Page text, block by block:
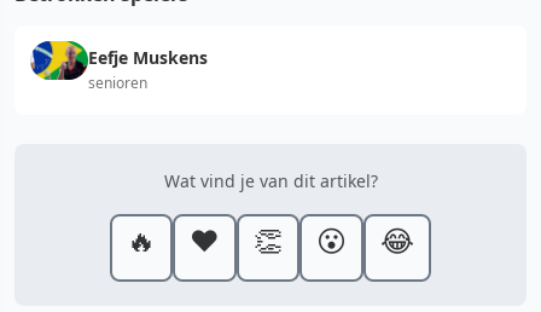
Eefje Muskens
senioren
Wat vind je van dit artikel?
🔥 ❤️ 👏 😮 😂